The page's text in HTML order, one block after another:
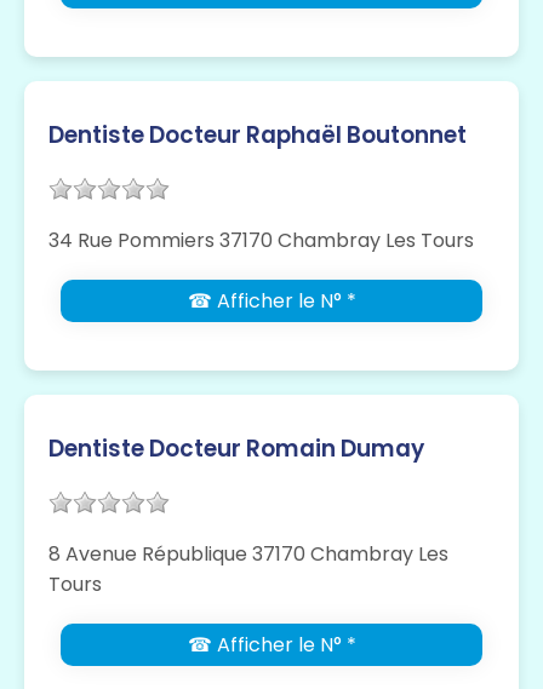
Dentiste Docteur Raphaël Boutonnet
34 Rue Pommiers 37170 Chambray Les Tours
☎ Afficher le N° *
Dentiste Docteur Romain Dumay
8 Avenue République 37170 Chambray Les
Tours
☎ Afficher le N° *